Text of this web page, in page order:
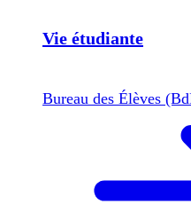
Vie étudiante
Bureau des Élèves